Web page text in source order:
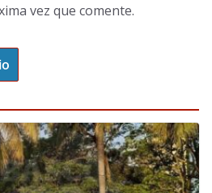
vez que comente.